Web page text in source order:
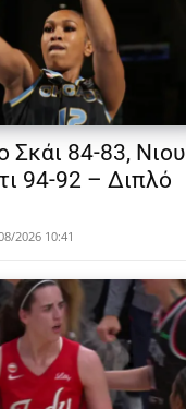
Σκάι 84-83, Νιου
94-92 – Διπλό
2026 10:41